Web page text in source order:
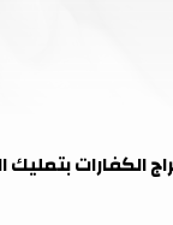
الكفارات